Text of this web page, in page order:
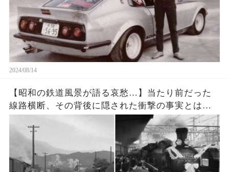
2024/08/14
【昭和の鉄道風景が語る哀愁…】当たり前だった
線路横断、その背後に隠された衝撃の事実とは？
「もっと観察しておけばよかった」と悔やむ日常
の光景が今蘇る！